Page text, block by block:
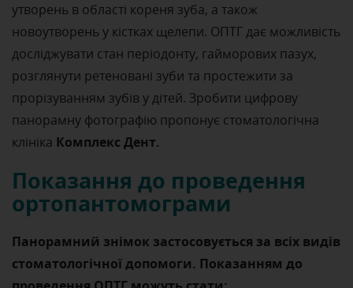
утворень в області кореня зуба, а також
новоутворень у кістках щелепи. ОПТГ дає можливість
досліджувати стан періодонту, гайморових пазух,
розглянути ретеновані зуби та простежити за
прорізуванням зубів у дітей. Зробити цифрову
панорамну фотографію пропонує стоматологічна
клініка Комплекс Дент.
Показання до проведення
ортопантомограми
Панорамний знімок застосовується за всіх видів
стоматологічної допомоги. Показанням до